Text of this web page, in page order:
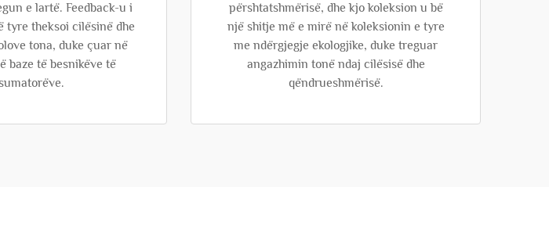
e lartë. Feedback-u i
tyre theksoi cilësinë dhe
tona, duke çuar në
baze të besnikëve të
përshtatshmërisë, dhe kjo koleksion u bë
një shitje më e mirë në koleksionin e tyre
me ndërgjegje ekologjike, duke treguar
angazhimin tonë ndaj cilësisë dhe
qëndrueshmërisë.